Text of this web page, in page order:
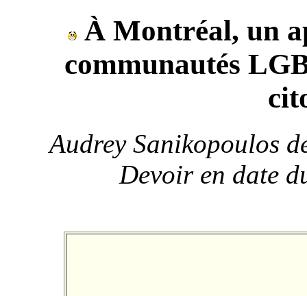
À Montréal, un
communautés
Audrey Sanikopoulos
Devoir en date